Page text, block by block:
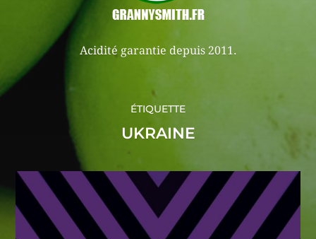
Acidité garantie depuis 2011.
ÉTIQUETTE
UKRAINE